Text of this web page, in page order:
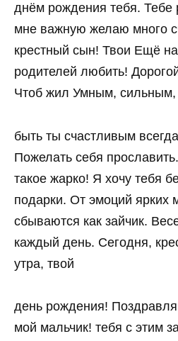
днём рождения тебя. Тебе
мне важную желаю много
крестный сын! Твои Ещё
родителей любить!
Чтоб жил Умным, сильным,
быть ты счастливым
Пожелать себя
такое жарко! Я хочу тебя
подарки. От эмоций ярких
сбываются как зайчик.
каждый день. Сегодня,
утра, твой
день рождения!
мой мальчик! тебя с этим